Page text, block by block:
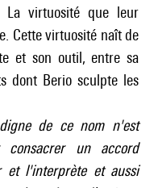
La virtuosité que leur
Cette virtuosité naît de
et son outil, entre sa
dont Berio sculpte les
de ce nom n'est
un accord
et l'interprète et aussi